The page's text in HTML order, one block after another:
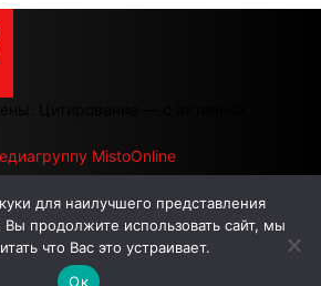
Цитирование — с активной
MistoOnline
АВТОРЫ РЕКЛАМА НА САЙТЕ
для наилучшего представления
Вы продолжите использовать сайт, мы
что Вас это устраивает.
Ок